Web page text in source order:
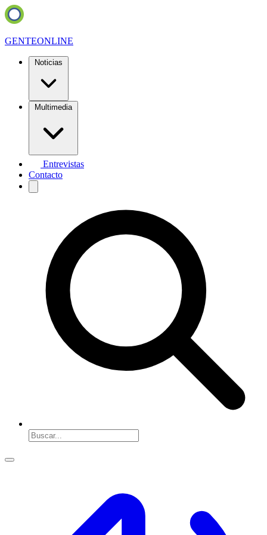
GENTEONLINE
Noticias
Multimedia
Entrevistas
Contacto